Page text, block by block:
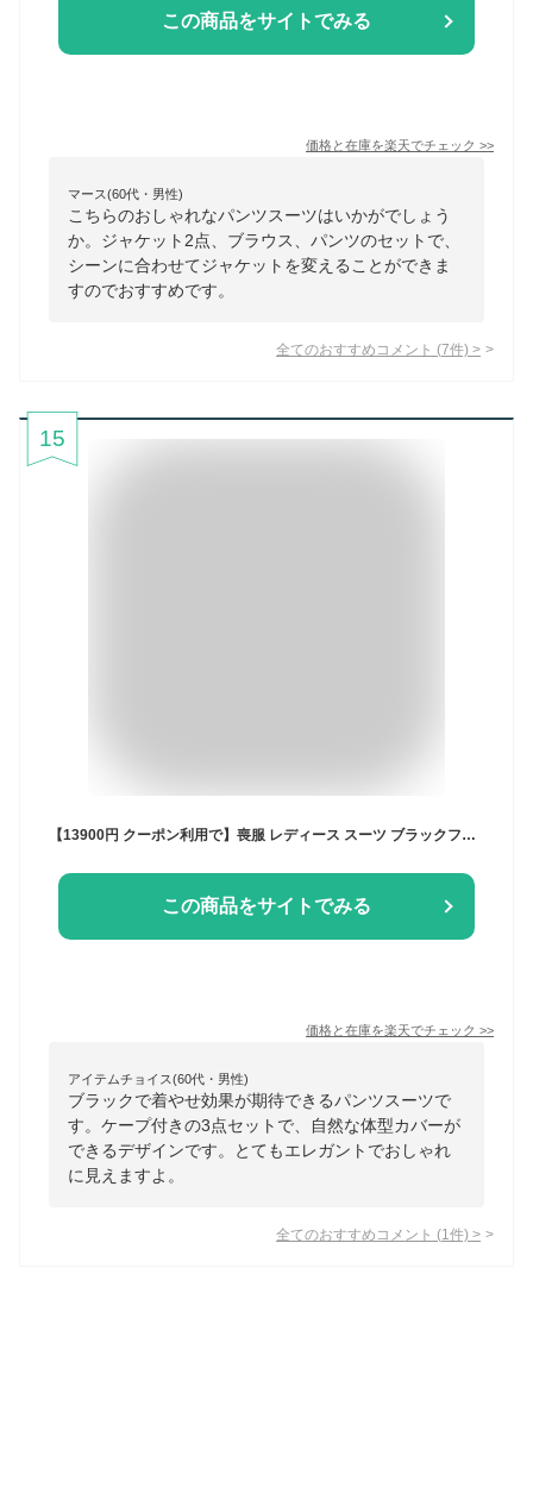
この商品をサイトでみる
価格と在庫を楽天でチェック >>
マース(60代・男性)
こちらのおしゃれなパンツスーツはいかがでしょう
か。ジャケット2点、ブラウス、パンツのセットで、
シーンに合わせてジャケットを変えることができま
すのでおすすめです。
全てのおすすめコメント (7件) >
15
【13900円 クーポン利用で】喪服 レディース スーツ ブラックフォーマル フォーマル パンツスーツ 大きいサイズ 黒 冠婚葬祭 葬式 通夜 礼服 法事 洗える 体型カバー ゆったり 40代 50代 60代 30代 20代 アンサンブル 前開き ケープ ジャケット ブラウス パンツ 3点セット
この商品をサイトでみる
価格と在庫を楽天でチェック >>
アイテムチョイス(60代・男性)
ブラックで着やせ効果が期待できるパンツスーツで
す。ケープ付きの3点セットで、自然な体型カバーが
できるデザインです。とてもエレガントでおしゃれ
に見えますよ。
全てのおすすめコメント (1 件) >